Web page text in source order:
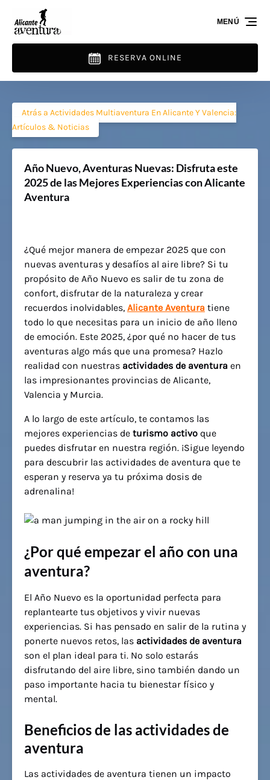
Saltar a la navegación principal
Saltar al contenido
Saltar al pie de página
RESERVA ONLINE
MENÚ
Atrás a Actividades Multiaventura En Alicante Y Valencia:
Artículos & Noticias
Año Nuevo, Aventuras Nuevas: Disfruta este
2025 de las Mejores Experiencias con Alicante
Aventura
¿Qué mejor manera de empezar 2025 que con
nuevas aventuras y desafíos al aire libre? Si tu
propósito de Año Nuevo es salir de tu zona de
confort, disfrutar de la naturaleza y crear
recuerdos inolvidables, Alicante Aventura tiene
todo lo que necesitas para un inicio de año lleno
de emoción. Este 2025, ¿por qué no hacer de tus
aventuras algo más que una promesa? Hazlo
realidad con nuestras actividades de aventura en
las impresionantes provincias de Alicante,
Valencia y Murcia.
A lo largo de este artículo, te contamos las
mejores experiencias de turismo activo que
puedes disfrutar en nuestra región. ¡Sigue leyendo
para descubrir las actividades de aventura que te
esperan y reserva ya tu próxima dosis de
adrenalina!
¿Por qué empezar el año con una
aventura?
El Año Nuevo es la oportunidad perfecta para
replantearte tus objetivos y vivir nuevas
experiencias. Si has pensado en salir de la rutina y
ponerte nuevos retos, las actividades de aventura
son el plan ideal para ti. No solo estarás
disfrutando del aire libre, sino también dando un
paso importante hacia tu bienestar físico y
mental.
Beneficios de las actividades de
aventura
Las actividades de aventura tienen un impacto